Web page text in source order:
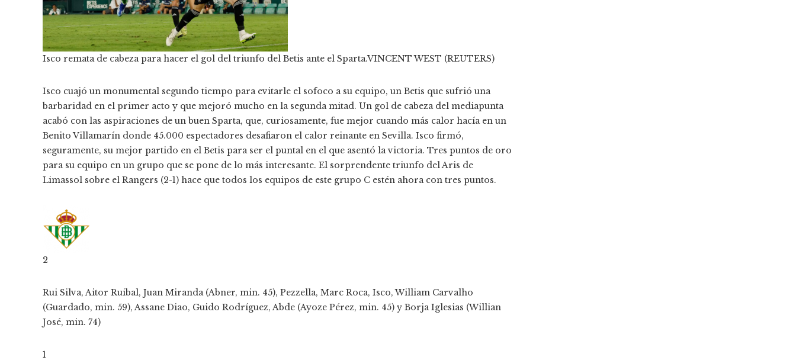
Isco remata de cabeza para hacer el gol del triunfo del Betis ante el Sparta.VINCENT WEST (REUTERS)
Isco cuajó un monumental segundo tiempo para evitarle el sofoco a su equipo, un Betis que sufrió una
barbaridad en el primer acto y que mejoró mucho en la segunda mitad. Un gol de cabeza del mediapunta
acabó con las aspiraciones de un buen Sparta, que, curiosamente, fue mejor cuando más calor hacía en un
Benito Villamarín donde 45.000 espectadores desafiaron el calor reinante en Sevilla. Isco firmó,
seguramente, su mejor partido en el Betis para ser el puntal en el que asentó la victoria. Tres puntos de oro
para su equipo en un grupo que se pone de lo más interesante. El sorprendente triunfo del Aris de
Limassol sobre el Rangers (2-1) hace que todos los equipos de este grupo C estén ahora con tres puntos.
2
Rui Silva, Aitor Ruibal, Juan Miranda (Abner, min. 45), Pezzella, Marc Roca, Isco, William Carvalho
(Guardado, min. 59), Assane Diao, Guido Rodríguez, Abde (Ayoze Pérez, min. 45) y Borja Iglesias (Willian
José, min. 74)
1